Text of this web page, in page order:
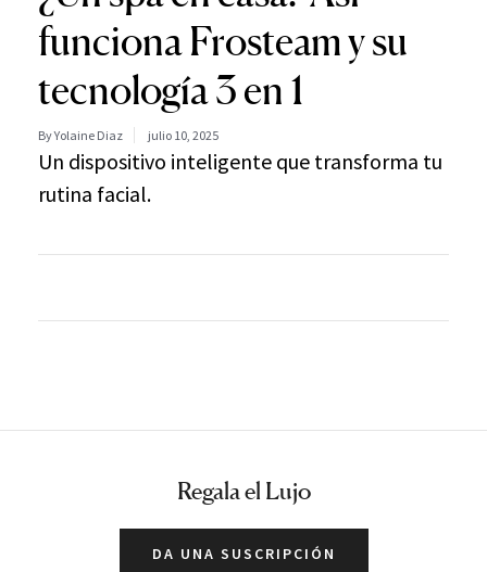
funciona Frosteam y su
tecnología 3 en 1
By Yolaine Diaz julio 10, 2025
Un dispositivo inteligente que transforma tu
rutina facial.
Regala el Lujo
DA UNA SUSCRIPCIÓN